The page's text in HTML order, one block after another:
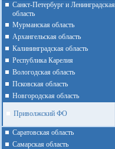
Санкт-Петербург и Ленинградская
область
Мурманская область
Архангельская область
Калининградская область
Республика Карелия
Вологодская область
Псковская область
Новгородская область
Приволжский ФО
Cаратовская область
Cамарская область